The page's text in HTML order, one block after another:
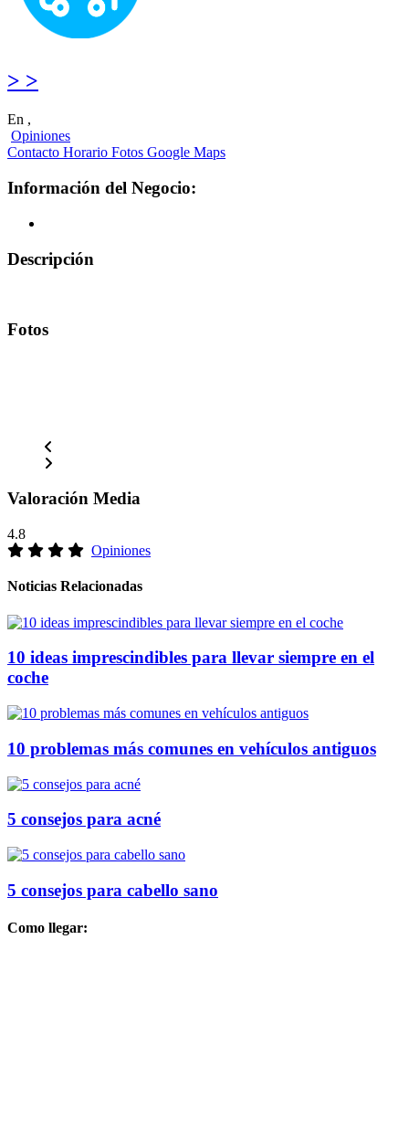
> >
En ,
Opiniones
Contacto Horario Fotos Google Maps
Información del Negocio:
Descripción
Fotos
Valoración Media
4.8
Opiniones
Noticias Relacionadas
10 ideas imprescindibles para llevar siempre en el
coche
10 problemas más comunes en vehículos antiguos
5 consejos para acné
5 consejos para cabello sano
Como llegar: